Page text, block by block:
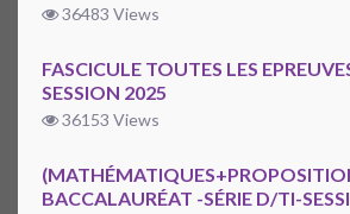
36483 Views
FASCICULE TOUTES LES
SESSION 2025
36153 Views
BACCALAURÉAT -SÉRIE D/TI-